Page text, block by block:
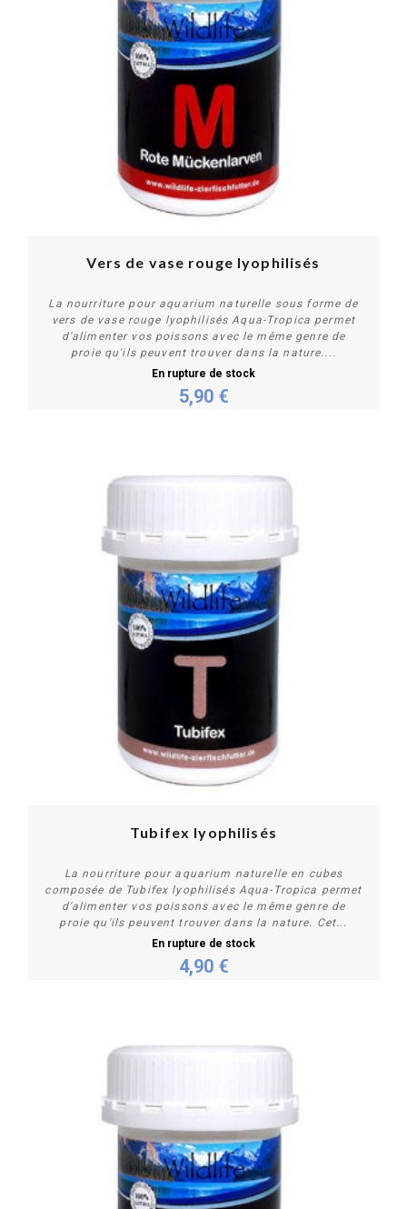
Plus de détails
Vers de vase rouge lyophilisés
La nourriture pour aquarium naturelle sous forme de
vers de vase rouge lyophilisés Aqua-Tropica permet
d'alimenter vos poissons avec le même genre de
proie qu'ils peuvent trouver dans la nature....
En rupture de stock
5,90 €
Plus de détails
Tubifex lyophilisés
La nourriture pour aquarium naturelle en cubes
composée de Tubifex lyophilisés Aqua-Tropica permet
d'alimenter vos poissons avec le même genre de
proie qu'ils peuvent trouver dans la nature. Cet...
En rupture de stock
4,90 €